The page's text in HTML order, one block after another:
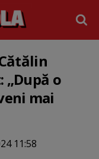
„După o
mai
11:58